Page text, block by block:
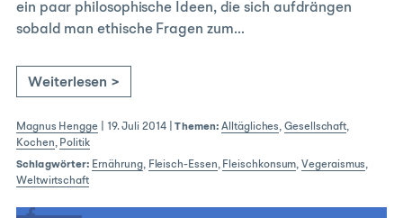
ein paar philosophische Ideen, die sich aufdrängen
sobald man ethische Fragen zum…
Weiterlesen >
Magnus Hengge| 19. Juli 2014|Themen: Alltägliches,Gesellschaft,
Kochen, Politik
Schlagwörter: Ernährung, Fleisch-Essen, Fleischkonsum,Vegeraismus,
Weltwirtschaft